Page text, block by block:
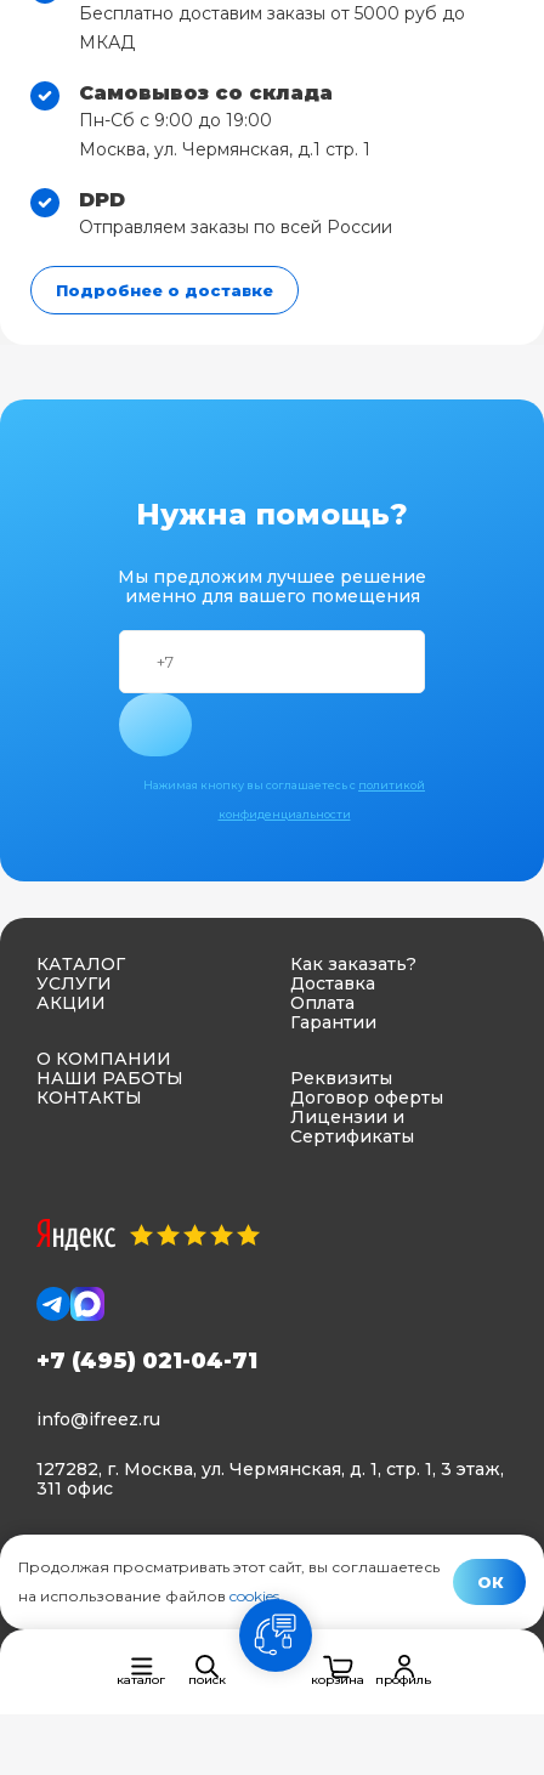
Бесплатно доставим заказы от 5000 руб до
МКАД
Самовывоз со склада
Пн-Сб с 9:00 до 19:00
Москва, ул. Чермянская, д.1 стр. 1
DPD
Отправляем заказы по всей России
Подробнее о доставке
Нужна помощь?
Мы предложим лучшее решение
именно для вашего помещения
Нажимая кнопку вы соглашаетесь с политикой
конфиденциальности
КАТАЛОГ
УСЛУГИ
АКЦИИ
О КОМПАНИИ
НАШИ РАБОТЫ
КОНТАКТЫ
Как заказать?
Доставка
Оплата
Гарантии
Реквизиты
Договор оферты
Лицензии и
Сертификаты
+7 (495) 021-04-71
info@ifreez.ru
127282, г. Москва, ул. Чермянская, д. 1, стр. 1, 3 этаж,
311 офис
Политика конфиденциальности
© Ifreez - продажа и установка климатической техники,
каталог поиск
связь
корзина
профиль
Продолжая просматривать этот сайт, вы соглашаетесь
на использование файлов cookies.
ОК